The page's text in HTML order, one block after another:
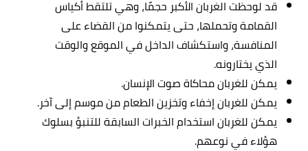
قد لوحظت الغربان الأكبر حجمًا، وهي تلتقط أكياس
القمامة وتحملها، حتى يتمكنوا من القضاء على
المنافسة، واستكشاف الداخل في الموقع والوقت
الذي يختارونه.
يمكن للغربان محاكاة صوت الإنسان.
يمكن للغربان إخفاء وتخزين الطعام من موسم إلى آخر.
يمكن للغربان استخدام الخبرات السابقة للتنبؤ بسلوك
هؤلاء في نوعهم.